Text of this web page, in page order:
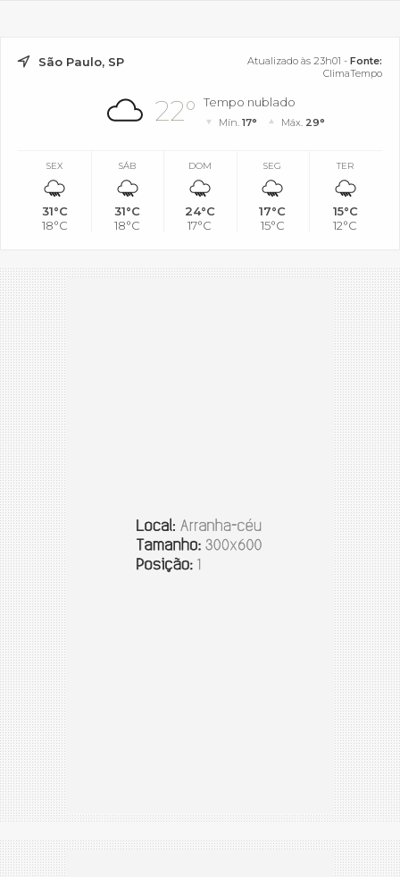
São Paulo, SP Atualizado às 23h01 - Fonte:
ClimaTempo
22° Tempo nublado
Mín.17° Máx. 29°
SEX
31°C
18°C
SÁB
31°C
18°C
DOM
24°C
17°C
SEG
17°C
15°C
TER
15°C
12°C